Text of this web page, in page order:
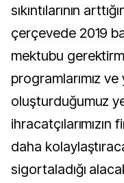
sıkıntılarının
çerçevede 2019
mektubu
programlarımız
oluşturduğumuz
ihracatçılarımızın
daha
sigortaladığı